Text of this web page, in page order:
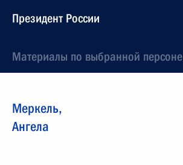
Президент России
Материалы по выбранной персоне
Меркель,
Ангела